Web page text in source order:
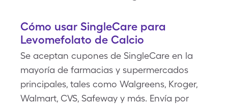
Cómo usar SingleCare para
Levomefolato de Calcio
Se aceptan cupones de SingleCare en la
mayoría de farmacias y supermercados
principales, tales como Walgreens, Kroger,
Walmart, CVS, Safeway y más. Envía por